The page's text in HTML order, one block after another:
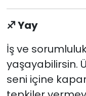
♐Yay
İş ve
yaşayabilirsin.
seni içine